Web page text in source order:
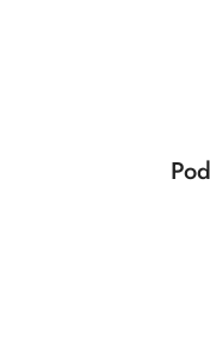
Pomiń karuzelę